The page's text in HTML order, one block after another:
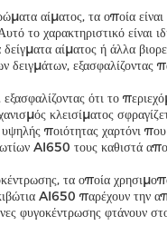
αίματος, τα οποία είναι
το χαρακτηριστικό είναι
αίματος ή άλλα
δειγμάτων, εξασφαλίζοντας
ότι το
κλεισίματος
ποιότητας χαρτόνι που
AI650 τους καθιστά
τα οποία
AI650 παρέχουν την
φυγοκέντρωσης φτάνουν